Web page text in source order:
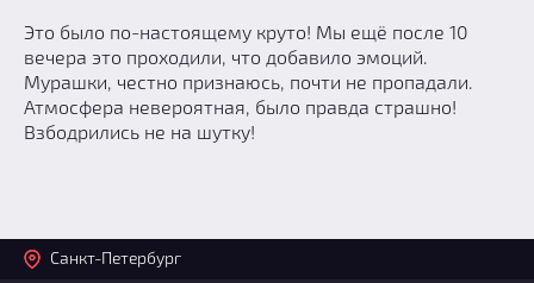
Это было по-настоящему круто! Мы ещё после 10
вечера это проходили, что добавило эмоций.
Мурашки, честно признаюсь, почти не пропадали.
Атмосфера невероятная, было правда страшно!
Взбодрились не на шутку!
Санкт-Петербург